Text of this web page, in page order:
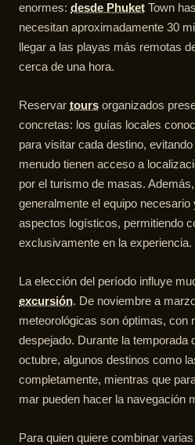
enormes: desde Phuket Town
necesitan aproximadamente 30
llegar a las playas más remotas
cerca de una hora.
Reservar tours organizados
concretas: los guías locales
para visitar cada destino,
menudo tienen acceso a
por el turismo de masas.
generalmente el equipo
aspectos logísticos, permitiendo
exclusivamente en la experiencia.
La elección del período influye
excursión. De noviembre a
meteorológicas son óptimas, con
despejado. Durante la temporada
octubre, algunos destinos como
completamente, mientras que
mar pueden hacer la navegación
Para quien quiere combinar